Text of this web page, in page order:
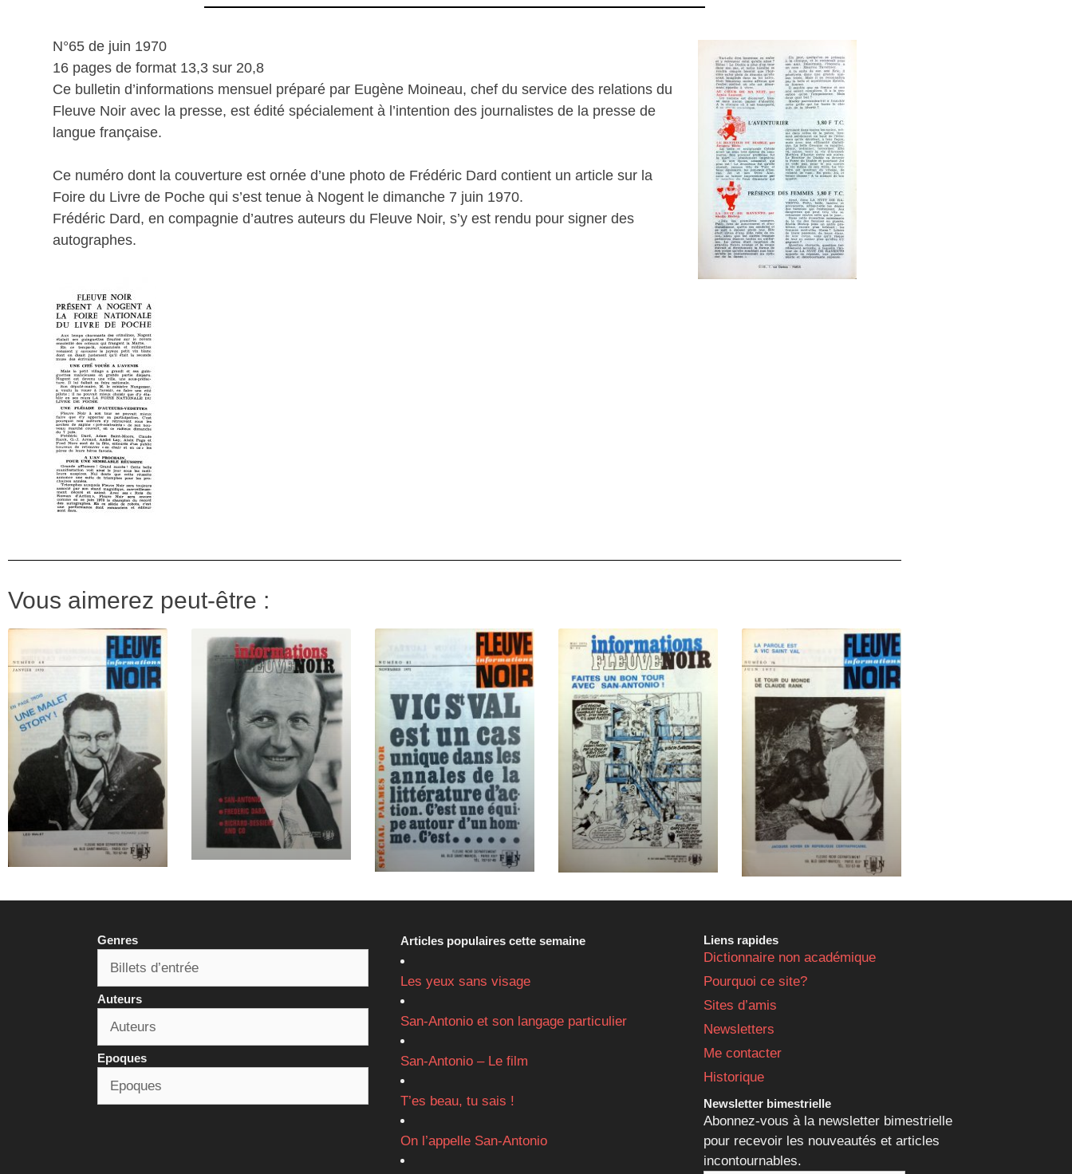
N°65 de juin 1970
16 pages de format 13,3 sur 20,8
Ce bulletin d’informations mensuel préparé par Eugène Moineau, chef du service des relations du
Fleuve Noir avec la presse, est édité spécialement à l’intention des journalistes de la presse de
langue française.
Ce numéro dont la couverture est ornée d’une photo de Frédéric Dard contient un article sur la
Foire du Livre de Poche qui s’est tenue à Nogent le dimanche 7 juin 1970.
Frédéric Dard, en compagnie d’autres auteurs du Fleuve Noir, s’y est rendu pour signer des
autographes.
Vous aimerez peut-être :
Genres
Auteurs
Epoques
Articles populaires cette semaine
Les yeux sans visage
San-Antonio et son langage particulier
San-Antonio – Le film
T’es beau, tu sais !
On l’appelle San-Antonio
Liens rapides
Dictionnaire non académique
Pourquoi ce site?
Sites d’amis
Newsletters
Me contacter
Historique
Newsletter bimestrielle
Abonnez-vous à la newsletter bimestrielle
pour recevoir les nouveautés et articles
incontournables.